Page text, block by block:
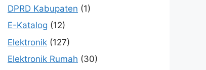
DPRD Kabupaten (1)
E-Katalog (12)
Elektronik (127)
Elektronik Rumah (30)